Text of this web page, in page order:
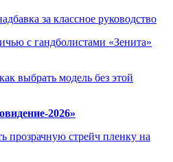
за классное руководство
с гандболистами «Зенита»
выбрать модель без этой
2026»
прозрачную стрейч пленку на